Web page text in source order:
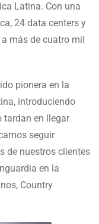
Latina. Con una
24 data centers y
más de cuatro mil
pionera en la
introduciendo
tardan en llegar
seguir
de nuestros clientes
en la
Country